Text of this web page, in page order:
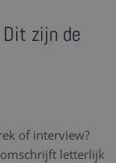
zijn de
of interview?
letterlijk